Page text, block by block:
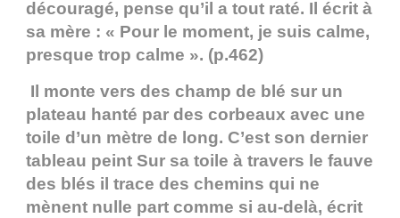
découragé, pense qu’il a tout raté. Il écrit à
sa mère : « Pour le moment, je suis calme,
presque trop calme ». (p.462)
Il monte vers des champ de blé sur un
plateau hanté par des corbeaux avec une
toile d’un mètre de long. C’est son dernier
tableau peint Sur sa toile à travers le fauve
des blés il trace des chemins qui ne
mènent nulle part comme si au-delà, écrit